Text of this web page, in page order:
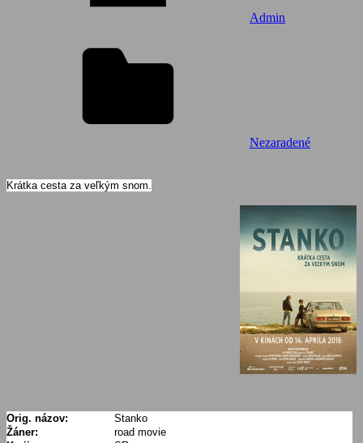
Admin
Nezaradené
Krátka cesta za veľkým snom.
Orig. názov:
Stanko
Žáner:
road movie